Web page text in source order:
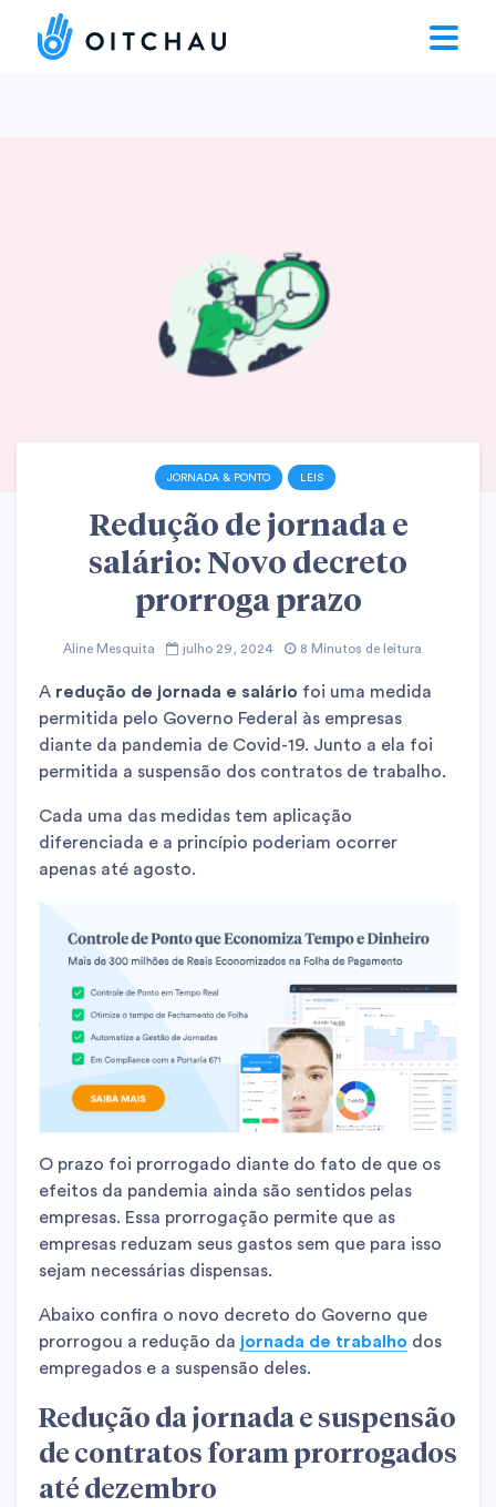
JORNADA & PONTO LEIS
Redução de jornada e
salário: Novo decreto
prorroga prazo
Aline Mesquita julho 29, 2024 8 Minutos de leitura
A redução de jornada e salário foi uma medida
permitida pelo Governo Federal às empresas
diante da pandemia de Covid-19. Junto a ela foi
permitida a suspensão dos contratos de trabalho.
Cada uma das medidas tem aplicação
diferenciada e a princípio poderiam ocorrer
apenas até agosto.
O prazo foi prorrogado diante do fato de que os
efeitos da pandemia ainda são sentidos pelas
empresas. Essa prorrogação permite que as
empresas reduzam seus gastos sem que para isso
sejam necessárias dispensas.
Abaixo confira o novo decreto do Governo que
prorrogou a redução da jornada de trabalho dos
empregados e a suspensão deles.
Redução da jornada e suspensão
de contratos foram prorrogados
até dezembro